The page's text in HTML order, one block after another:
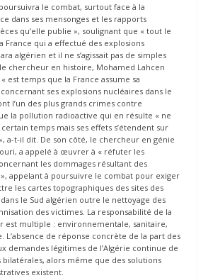
le combat, surtout face à la
dans ses mensonges et les rapports
qu’elle publie », soulignant que « tout le
France qui a effectué des explosions
algérien et il ne s’agissait pas de simples
le chercheur en histoire, Mohamed Lahcen
est temps que la France assume sa
ses explosions nucléaires dans le
l’un des plus grands crimes contre
la pollution radioactive qui en résulte « ne
temps mais ses effets s’étendent sur
a-t-il dit. De son côté, le chercheur en génie
a appelé à œuvrer à « réfuter les
les dommages résultant des
appelant à poursuivre le combat pour exiger
les cartes topographiques des sites des
le Sud algérien outre le nettoyage des
des victimes. La responsabilité de la
est multiple : environnementale, sanitaire,
L’absence de réponse concrète de la part des
demandes légitimes de l’Algérie continue de
alors même que des solutions
existent.